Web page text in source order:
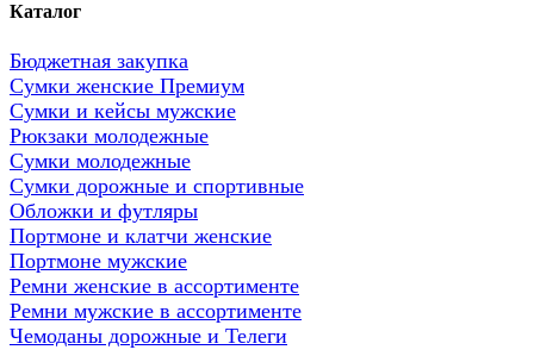
Каталог
Бюджетная закупка
Сумки женские Премиум
Сумки и кейсы мужские
Рюкзаки молодежные
Сумки молодежные
Сумки дорожные и спортивные
Обложки и футляры
Портмоне и клатчи женские
Портмоне мужские
Ремни женские в ассортименте
Ремни мужские в ассортименте
Чемоданы дорожные и Телеги